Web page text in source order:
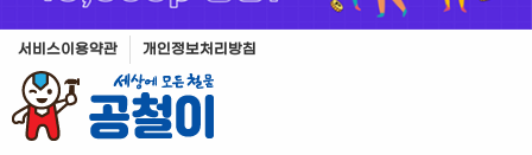
서비스이용약관 개인정보처리방침